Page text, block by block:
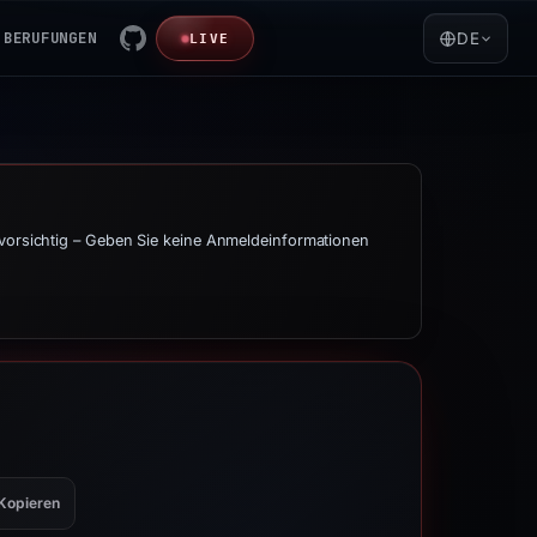
BERUFUNGEN LIVE DE
– Geben Sie keine Anmeldeinformationen